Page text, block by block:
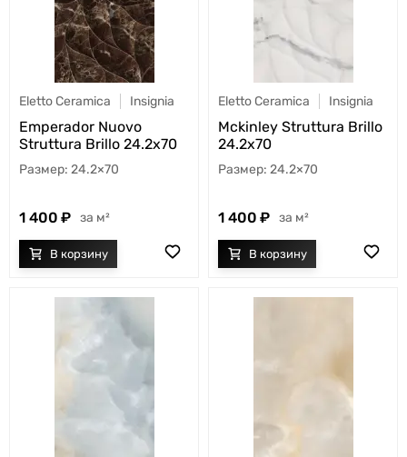
Eletto Ceramica Insignia
Emperador Nuovo
Struttura Brillo 24.2x70
24.2×70
1 400 м²
Eletto Ceramica Insignia
Mckinley Struttura Brillo
24.2x70
24.2×70
1 400 м²